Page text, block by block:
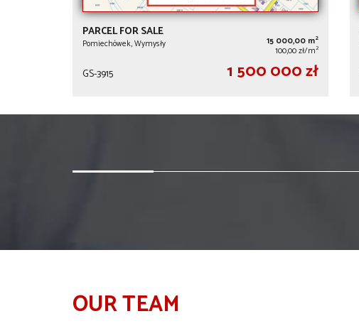
PARCEL FOR SALE
Pomiechówek, Wymysły 15 000,00 m2
100,00 zł/m2
GS-3915 1 500 000 zł
OUR TEAM